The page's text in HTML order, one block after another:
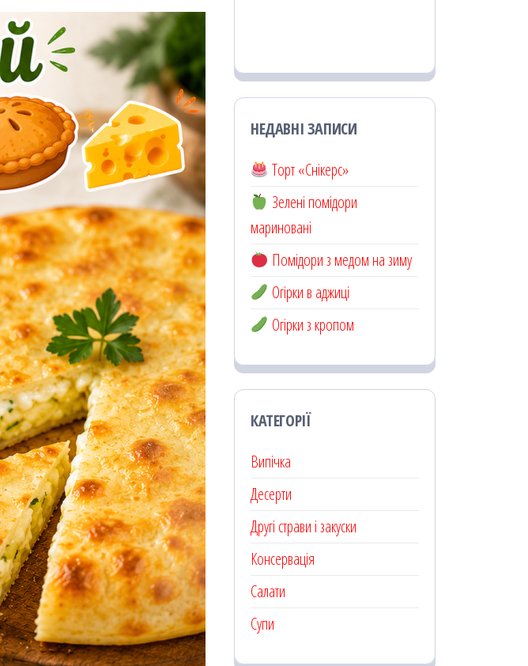
НЕДАВНІ ЗАПИСИ
Торт «Снікерс»
Зелені помідори
мариновані
Помідори з медом на зиму
Огірки в аджиці
Огірки з кропом
КАТЕГОРІЇ
Випічка
Десерти
Другі страви і закуски
Консервація
Салати
Супи